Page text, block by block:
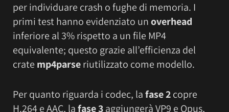
per individuare crash o fughe di memoria. I
primi test hanno evidenziato unoverhead
inferiore al 3% rispetto a un file MP4
equivalente; questo grazie all’efficienza del
crate mp4parseriutilizzato come modello.
Per quanto riguarda i codec, lafase 2copre
H.264 e AAC, lafase 3aggiungerà VP9 e Opus,